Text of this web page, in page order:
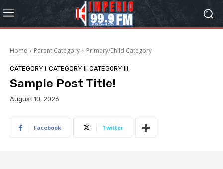
Home Parent Category Primary/Child Category
CATEGORY I CATEGORY II CATEGORY III
Sample Post Title!
August 10, 2026
Facebook Twitter